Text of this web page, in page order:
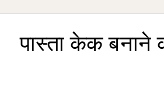
पास्ता केक बनाने